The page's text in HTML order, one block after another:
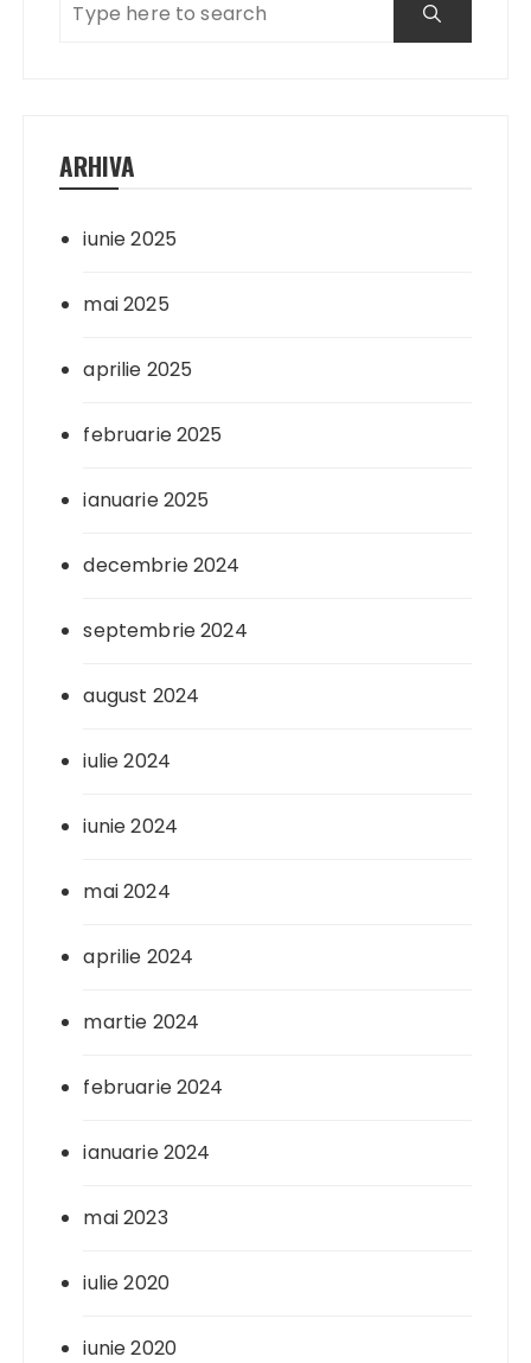
ARHIVA
iunie 2025
mai 2025
aprilie 2025
februarie 2025
ianuarie 2025
decembrie 2024
septembrie 2024
august 2024
iulie 2024
iunie 2024
mai 2024
aprilie 2024
martie 2024
februarie 2024
ianuarie 2024
mai 2023
iulie 2020
iunie 2020